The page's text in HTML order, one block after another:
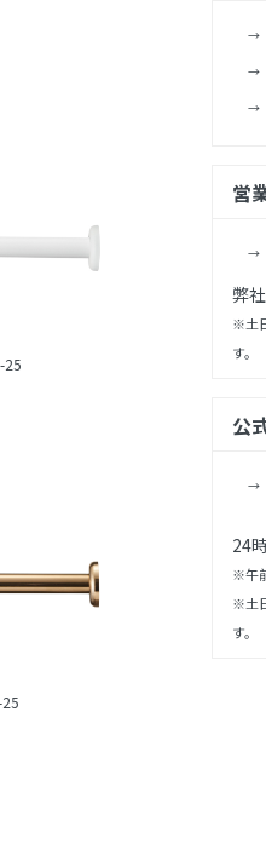
25
営
弊
※土
す。
公
24
※午
※土
す。